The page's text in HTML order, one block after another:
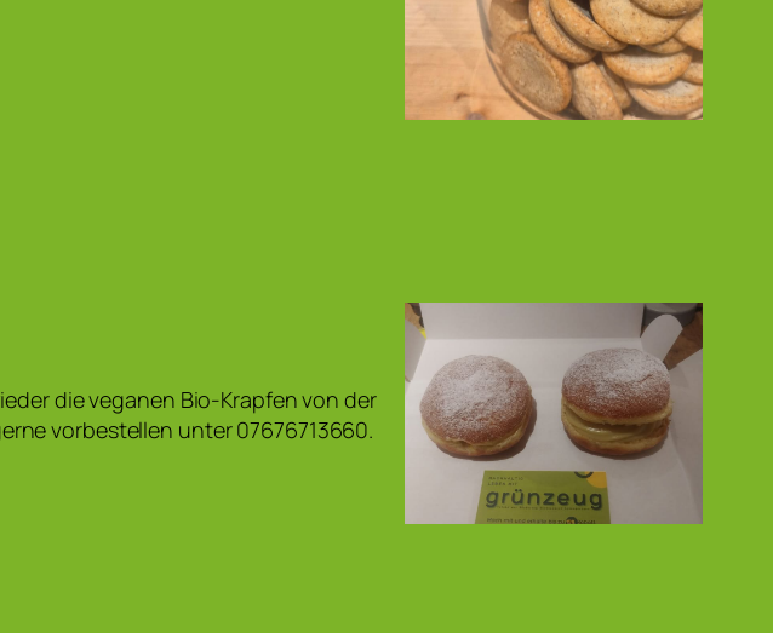
die veganen Bio-Krapfen von der
vorbestellen unter 07676713660.